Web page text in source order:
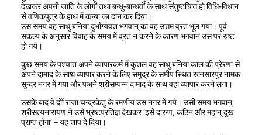
देखकर अपनी जाति के लोगों तथा बन्धु-बान्धवों के साथ संतुष्टचित्त हो विधि-विधान
से वणिकपुत्र के हाथ में कन्या का दान कर दिया।
उस समय वह साधु बनिया दुर्भाग्यवश भगवान् का वह उत्तम व्रत भूल गया। पूर्व
संकल्प के अनुसार विवाह के समय में व्रत न करने के कारण भगवान उस पर रुष्ट
हो गये।
कुछ समय के पश्चात अपने व्यापारकर्म में कुशल वह साधु बनिया काल की प्रेरणा से
अपने दामाद के साथ व्यापार करने के लिए समुद्र के समीप स्थित रत्नसारपुर नामक
सुन्दर नगर में गया और पअने श्रीसम्पन्न दामाद के साथ वहां व्यापार करने लगा।
उसके बाद वे दोों राजा चन्द्रकेतु के रमणीय उस नगर में गये। उसी समय भगवान्
श्रीसत्यनारायण ने उसे भ्रष्टप्रतिज्ञ देखकर ‘इसे दारुण, कठिन और महान् दुख
प्राप्त होगा’ – यह शाप दे दिया।